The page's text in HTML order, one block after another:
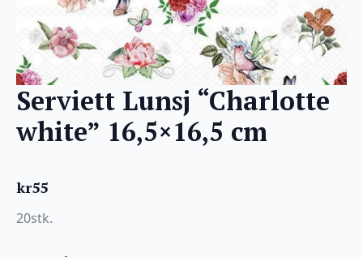
Serviett Lunsj “Charlotte
white” 16,5×16,5 cm
kr55
20stk.